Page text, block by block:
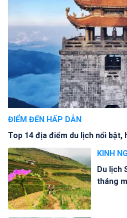
ĐIỂM ĐẾN HẤP DẪN
Top 14 địa điểm du lịch nổi bật,
KINH
Du lịch
tháng